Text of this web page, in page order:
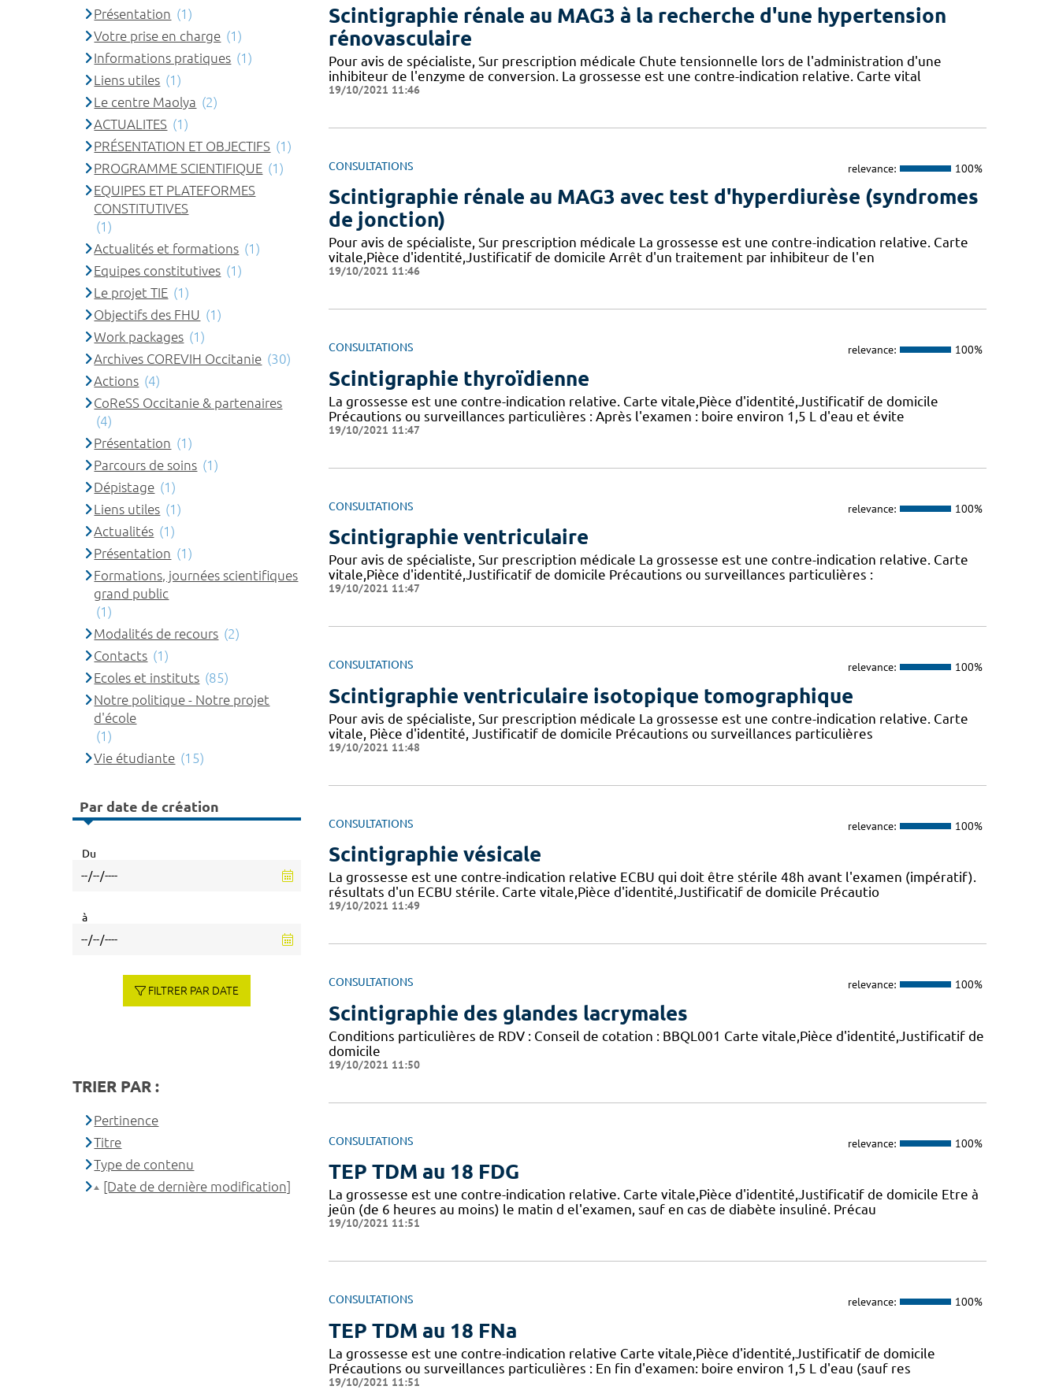
Scintigraphie rénale au MAG3 à la recherche d'une hypertension
rénovasculaire
Pour avis de spécialiste, Sur prescription médicale Chute tensionnelle lors de l'administration d'une
inhibiteur de l'enzyme de conversion. La grossesse est une contre-indication relative. Carte vital
19/10/2021 11:46
CONSULTATIONS relevance: 100%
Scintigraphie rénale au MAG3 avec test d'hyperdiurèse (syndromes
de jonction)
Pour avis de spécialiste, Sur prescription médicale La grossesse est une contre-indication relative. Carte
vitale,Pièce d'identité,Justificatif de domicile Arrêt d'un traitement par inhibiteur de l'en
19/10/2021 11:46
CONSULTATIONS relevance: 100%
Scintigraphie thyroïdienne
La grossesse est une contre-indication relative. Carte vitale,Pièce d'identité,Justificatif de domicile
Précautions ou surveillances particulières : Après l'examen : boire environ 1,5 L d'eau et évite
19/10/2021 11:47
CONSULTATIONS relevance: 100%
Scintigraphie ventriculaire
Pour avis de spécialiste, Sur prescription médicale La grossesse est une contre-indication relative. Carte
vitale,Pièce d'identité,Justificatif de domicile Précautions ou surveillances particulières :
19/10/2021 11:47
CONSULTATIONS relevance: 100%
Scintigraphie ventriculaire isotopique tomographique
Pour avis de spécialiste, Sur prescription médicale La grossesse est une contre-indication relative. Carte
vitale, Pièce d'identité, Justificatif de domicile Précautions ou surveillances particulières
19/10/2021 11:48
CONSULTATIONS relevance: 100%
Scintigraphie vésicale
La grossesse est une contre-indication relative ECBU qui doit être stérile 48h avant l'examen (impératif).
résultats d'un ECBU stérile. Carte vitale,Pièce d'identité,Justificatif de domicile Précautio
19/10/2021 11:49
CONSULTATIONS relevance: 100%
Scintigraphie des glandes lacrymales
Conditions particulières de RDV : Conseil de cotation : BBQL001 Carte vitale,Pièce d'identité,Justificatif de
domicile
19/10/2021 11:50
CONSULTATIONS relevance: 100%
TEP TDM au 18 FDG
La grossesse est une contre-indication relative. Carte vitale,Pièce d'identité,Justificatif de domicile Etre à
jeûn (de 6 heures au moins) le matin d el'examen, sauf en cas de diabète insuliné. Précau
19/10/2021 11:51
CONSULTATIONS relevance: 100%
TEP TDM au 18 FNa
La grossesse est une contre-indication relative Carte vitale,Pièce d'identité,Justificatif de domicile
Précautions ou surveillances particulières : En fin d'examen: boire environ 1,5 L d'eau (sauf res
19/10/2021 11:51
Présentation (1)
Votre prise en charge (1)
Informations pratiques (1)
Liens utiles (1)
Le centre Maolya (2)
ACTUALITES (1)
PRÉSENTATION ET OBJECTIFS (1)
PROGRAMME SCIENTIFIQUE (1)
EQUIPES ET PLATEFORMES
CONSTITUTIVES
(1)
Actualités et formations (1)
Equipes constitutives (1)
Le projet TIE (1)
Objectifs des FHU (1)
Work packages (1)
Archives COREVIH Occitanie (30)
Actions (4)
CoReSS Occitanie & partenaires
(4)
Présentation (1)
Parcours de soins (1)
Dépistage (1)
Liens utiles (1)
Actualités (1)
Présentation (1)
Formations, journées scientifiques
grand public
(1)
Modalités de recours (2)
Contacts (1)
Ecoles et instituts (85)
Notre politique - Notre projet
d'école
(1)
Vie étudiante (15)
Par date de création
Du
à
FILTRER PAR DATE
TRIER PAR :
Pertinence
Titre
Type de contenu
[Date de dernière modification]